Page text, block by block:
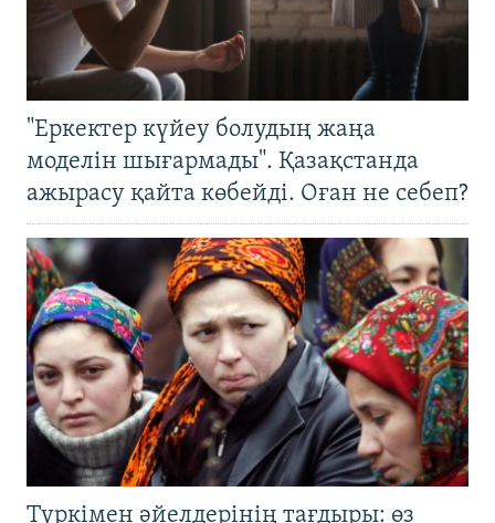
"Еркектер күйеу болудың жаңа
моделін шығармады". Қазақстанда
ажырасу қайта көбейді. Оған не себеп?
Түркімен әйелдерінің тағдыры: өз